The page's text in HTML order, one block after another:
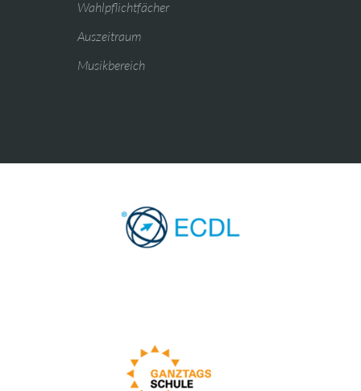
Wahlpflichtfächer
Auszeitraum
Musikbereich